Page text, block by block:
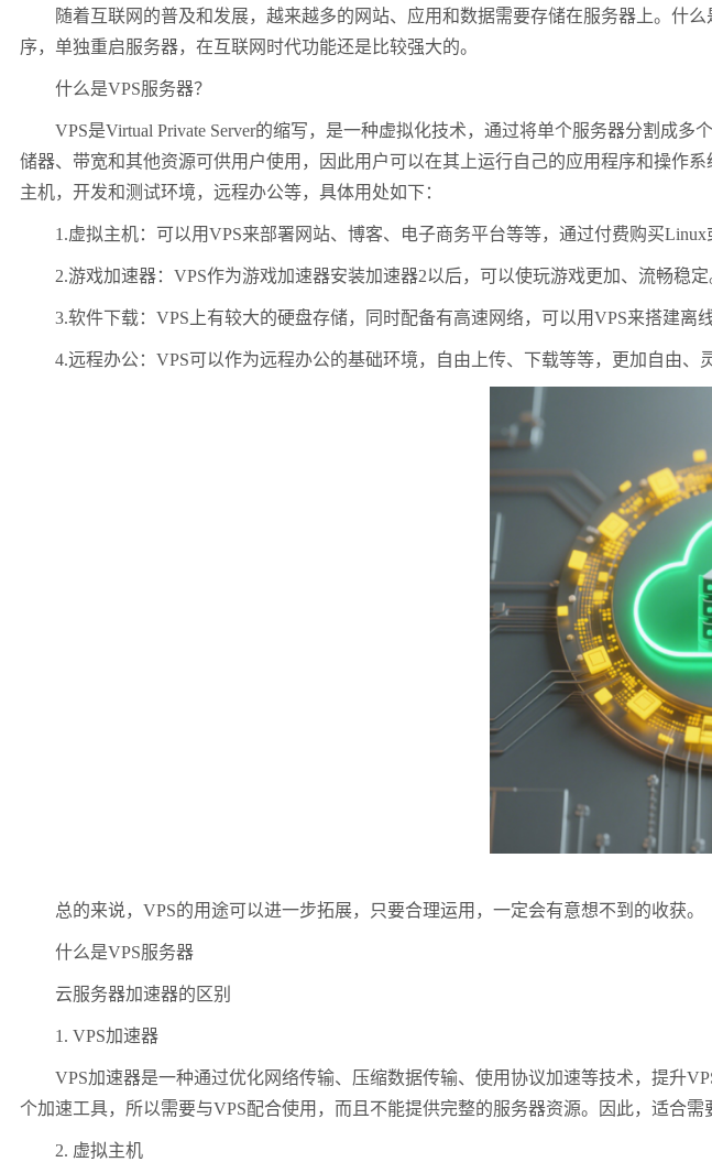
随着互联网的普及和发展，越来越多的网站、应用和数据需要存储在服务器上。什么
序，单独重启服务器，在互联网时代功能还是比较强大的。
什么是VPS服务器？
VPS是Virtual Private Server的缩写，是一种虚拟化技术，通过将单个服务器分割成多
储器、带宽和其他资源可供用户使用，因此用户可以在其上运行自己的应用程序和操作
主机，开发和测试环境，远程办公等，具体用处如下：
1.虚拟主机：可以用VPS来部署网站、博客、电子商务平台等等，通过付费购买Linux
2.游戏加速器：VPS作为游戏加速器安装加速器2以后，可以使玩游戏更加、流畅稳定
3.软件下载：VPS上有较大的硬盘存储，同时配备有高速网络，可以用VPS来搭建离线
4.远程办公：VPS可以作为远程办公的基础环境，自由上传、下载等等，更加自由、灵
总的来说，VPS的用途可以进一步拓展，只要合理运用，一定会有意想不到的收获。
什么是VPS服务器
云服务器加速器的区别
1. VPS加速器
VPS加速器是一种通过优化网络传输、压缩数据传输、使用协议加速等技术，提升
个加速工具，所以需要与VPS配合使用，而且不能提供完整的服务器资源。因此，适合需
2. 虚拟主机